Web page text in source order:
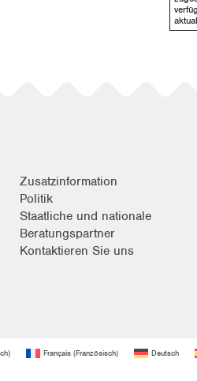
Zusatzinformation
Politik
Staatliche und nationale
Beratungspartner
Kontaktieren Sie uns
) Français (Französisch) Deutsch